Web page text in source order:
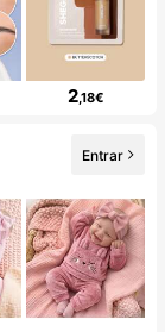
2,18€
Entrar